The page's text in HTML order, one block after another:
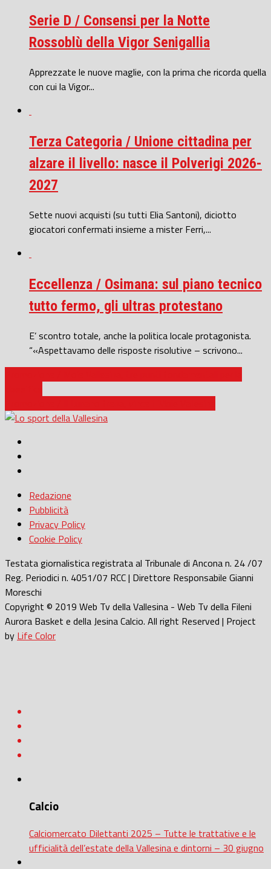
Serie D / Consensi per la Notte
Rossoblù della Vigor Senigallia
Apprezzate le nuove maglie, con la prima che ricorda quella
con cui la Vigor...
Terza Categoria / Unione cittadina per
alzare il livello: nasce il Polverigi 2026-
2027
Sette nuovi acquisti (su tutti Elia Santoni), diciotto
giocatori confermati insieme a mister Ferri,...
Eccellenza / Osimana: sul piano tecnico
tutto fermo, gli ultras protestano
E’ scontro totale, anche la politica locale protagonista.
“«Aspettavamo delle risposte risolutive – scrivono...
Redazione
Pubblicità
Privacy Policy
Cookie Policy
Testata giornalistica registrata al Tribunale di Ancona n. 24 /07
Reg. Periodici n. 4051/07 RCC | Direttore Responsabile Gianni
Moreschi
Copyright © 2019 Web Tv della Vallesina - Web Tv della Fileni
Aurora Basket e della Jesina Calcio. All right Reserved | Project
by Life Color
Calcio
Calciomercato Dilettanti 2025 – Tutte le trattative e le
ufficialità dell’estate della Vallesina e dintorni – 30 giugno